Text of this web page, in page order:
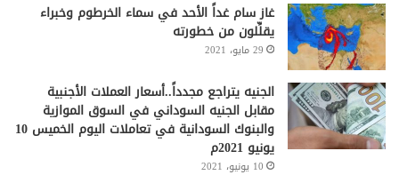
غاز سام غداً الأحد في سماء الخرطوم وخبراء
يقلِّلون من خطورته
29 مايو، 2021
الجنيه يتراجع مجدداً..أسعار العملات الأجنبية
مقابل الجنيه السوداني في السوق الموازية
والبنوك السودانية في تعاملات اليوم الخميس 10
يونيو 2021م
10 يونيو، 2021